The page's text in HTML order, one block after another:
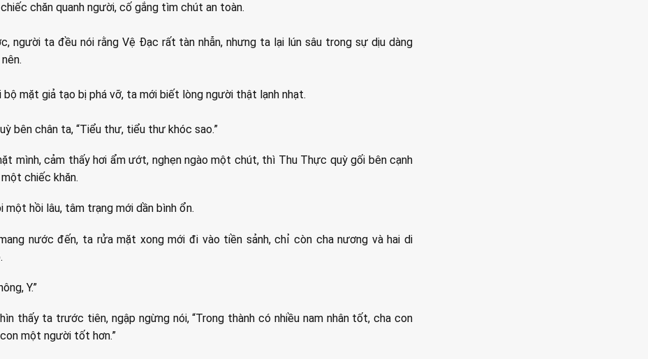
chăn quanh người, cố gắng tìm chút an toàn.
người ta đều nói rằng Vệ Đạc rất tàn nhẫn, nhưng ta lại lún sâu trong sự dịu dàng
bộ mặt giả tạo bị phá vỡ, ta mới biết lòng người thật lạnh nhạt.
bên chân ta, “Tiểu thư, tiểu thư khóc sao.”
mình, cảm thấy hơi ẩm ướt, nghẹn ngào một chút, thì Thu Thực quỳ gối bên cạnh
chiếc khăn.
một hồi lâu, tâm trạng mới dần bình ổn.
nước đến, ta rửa mặt xong mới đi vào tiền sảnh, chỉ còn cha nương và hai di
Y.”
thấy ta trước tiên, ngập ngừng nói, “Trong thành có nhiều nam nhân tốt, cha con
một người tốt hơn.”